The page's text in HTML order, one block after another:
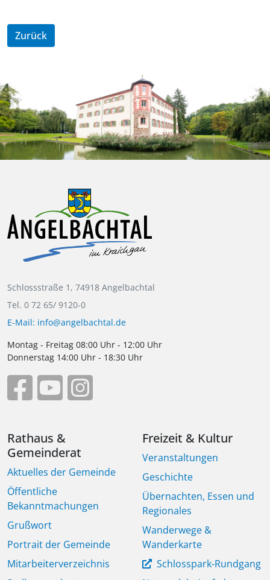
Zurück
Schlossstraße 1, 74918 Angelbachtal
Tel. 0 72 65/ 9120-0
E-Mail: info@angelbachtal.de
Montag - Freitag 08:00 Uhr - 12:00 Uhr
Donnerstag 14:00 Uhr - 18:30 Uhr
Rathaus &
Gemeinderat
Aktuelles der Gemeinde
Öffentliche
Bekanntmachungen
Grußwort
Portrait der Gemeinde
Mitarbeiterverzeichnis
Freizeit & Kultur
Veranstaltungen
Geschichte
Übernachten, Essen und
Regionales
Wanderwege &
Wanderkarte
Schlosspark-Rundgang